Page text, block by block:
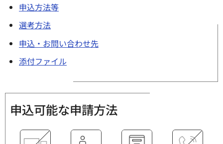
申込方法等
選考方法
申込・お問い合わせ先
添付ファイル
申込可能な申請方法